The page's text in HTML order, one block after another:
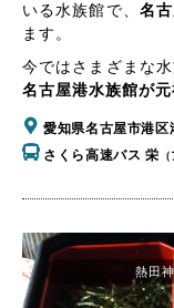
いる水族館で、 名
ます。
今ではさまざまな
名古屋港水族館が元
愛知県名古屋市港区
さくら高速バス 栄
熱田